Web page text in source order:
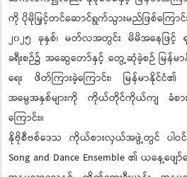
ကို ပိုမိုမြှင့်တင်ဆောင်ရွက်သွားမည်ဖြစ်ကြောင်
၂၀၂၅ ခုနှစ်၊ မတ်လအတွင်း မိမိအနေဖြင့်
ခရီးစဉ်၌ အဆွေတော်နှင့် တွေ့ဆုံခဲ့စဉ် မြန်
ရေး ဖိတ်ကြားခဲ့ကြောင်း၊ မြန်မာနိုင်
အမွေအနှစ်များကို ကိုယ်တိုင်ကိုယ်ကျ ခံစာ
ကြောင်း။
နိုဗိုစီဗစ်ဒေသ ကိုယ်စားလှယ်အဖွဲ့တွင် ပါဝင်
Song and Dance Ensemble ၏ ယနေ့ဖ